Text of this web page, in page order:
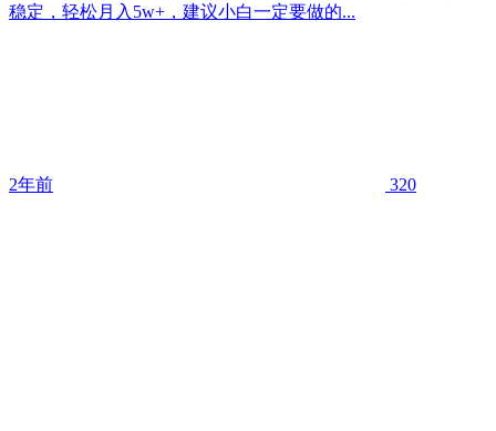
稳定，轻松月入5w+，建议小白一定要做的...
2年前 320